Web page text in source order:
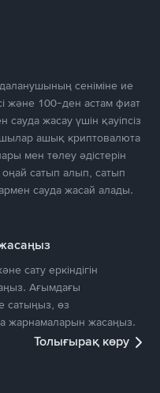
сеніміне ие
және 100-ден астам фиат
жасау үшін қауіпсіз
ашық криптовалюта
мен төлеу әдістерін
сатып алып, сатып
сауда жасай алады.
сату еркіндігін
Ағымдағы
сатыңыз, өз
жарнамаларын жасаңыз.
Толығырақ көру